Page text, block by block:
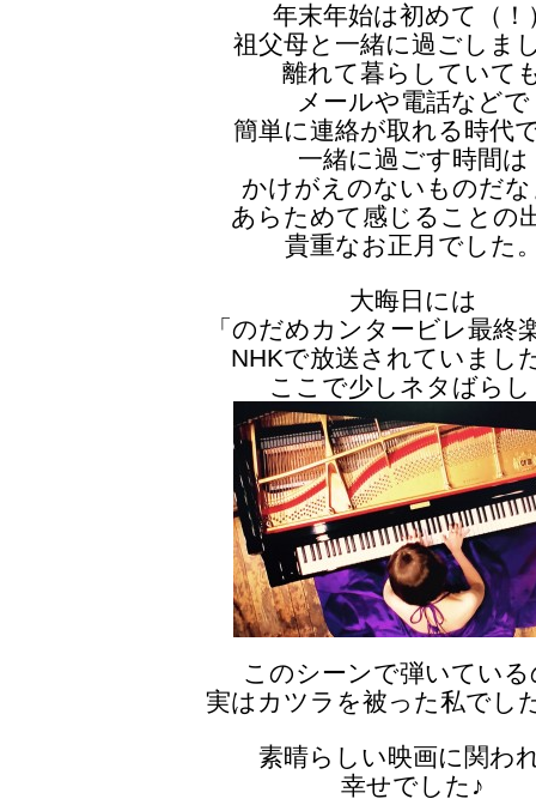
年末年始は初めて（！
祖父母と一緒に過ごしま
離れて暮らしていて
メールや電話などで
簡単に連絡が取れる時代
一緒に過ごす時間は
かけがえのないものだ
あらためて感じることの
貴重なお正月でした
大晦日には
「のだめカンタービレ最終
NHKで放送されていまし
ここで少しネタばらし
このシーンで弾いてい
実はカツラを被った私でし
素晴らしい映画に関わ
幸せでした♪